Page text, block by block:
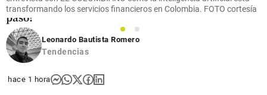
¿qué
pasó?
share
transformando los servicios financieros en Colombia. FOTO cortesía
1
2
Leonardo Bautista Romero
Tendencias
hace 1 hora